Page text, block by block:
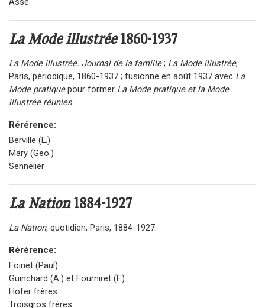
La Mode illustrée1860-1937
La Mode illustrée. Journal de la famille; La Mode illustrée,
Paris, périodique, 1860-1937 ; fusionne en août 1937 avec La
Mode pratiquepour former La Mode pratique et la Mode
illustrée réunies
Rérérence:
Berville (L.)
Mary (Geo.)
Sennelier
La Nation1884-1927
La Nation, quotidien, Paris, 1884-1927.
Rérérence:
Foinet (Paul)
Guinchard (A.) et Fourniret (F.)
Hofer frères
Troisgros frères